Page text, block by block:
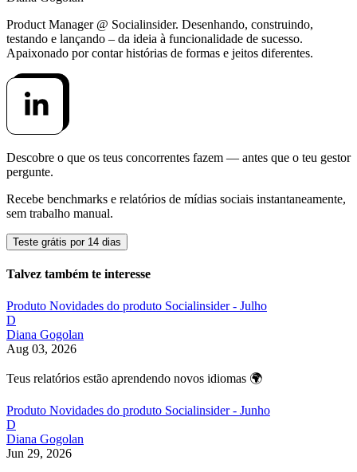
Product Manager @ Socialinsider. Desenhando, construindo,
testando e lançando – da ideia à funcionalidade de sucesso.
Apaixonado por contar histórias de formas e jeitos diferentes.
Descobre o que os teus concorrentes fazem — antes que o teu gestor
pergunte.
Recebe benchmarks e relatórios de mídias sociais instantaneamente,
sem trabalho manual.
Teste grátis por 14 dias
Talvez também te interesse
Produto Novidades do produto Socialinsider - Julho
D
Diana Gogolan
Aug 03, 2026
Teus relatórios estão aprendendo novos idiomas 🌍
Produto Novidades do produto Socialinsider - Junho
D
Diana Gogolan
Jun 29, 2026